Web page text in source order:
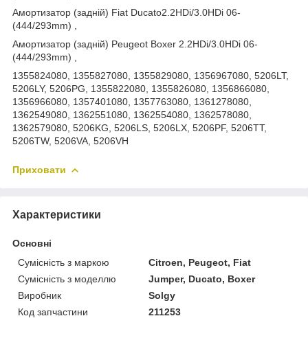
Амортизатор (задній) Fiat Ducato2.2HDi/3.0HDi 06-
(444/293mm) ,
Амортизатор (задній) Peugeot Boxer 2.2HDi/3.0HDi 06-
(444/293mm) ,
1355824080, 1355827080, 1355829080, 1356967080, 5206LT,
5206LY, 5206PG, 1355822080, 1355826080, 1356866080,
1356966080, 1357401080, 1357763080, 1361278080,
1362549080, 1362551080, 1362554080, 1362578080,
1362579080, 5206KG, 5206LS, 5206LX, 5206PF, 5206TT,
5206TW, 5206VA, 5206VH
Приховати
Характеристики
Основні
Сумісність з маркою
Citroen, Peugeot, Fiat
Сумісність з моделлю
Jumper, Ducato, Boxer
Виробник
Solgy
Код запчастини
211253